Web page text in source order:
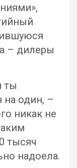
– дилеры
ты
один, –
никак не
тысяч
надоела.